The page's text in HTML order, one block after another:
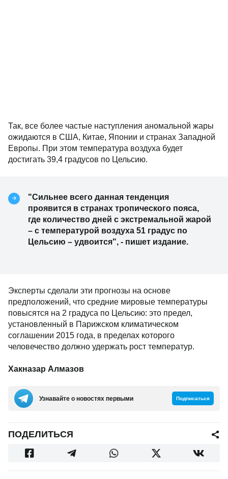
Так, все более частые наступления аномальной жары
ожидаются в США, Китае, Японии и странах Западной
Европы. При этом температура воздуха будет
достигать 39,4 градусов по Цельсию.
"Сильнее всего данная тенденция
проявится в странах тропического пояса,
где количество дней с экстремальной жарой
– с температурой воздуха 51 градус по
Цельсию – удвоится", - пишет издание.
Эксперты сделали эти прогнозы на основе
предположений, что средние мировые температуры
повысятся на 2 градуса по Цельсию: это предел,
установленный в Парижском климатическом
соглашении 2015 года, в пределах которого
человечество должно удержать рост температур.
Хакназар Алмазов
Узнавайте о новостях первыми Подписаться
ПОДЕЛИТЬСЯ